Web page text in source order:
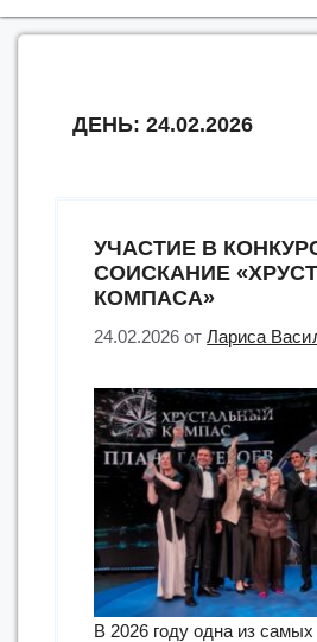
ДЕНЬ: 24.02.2026
УЧАСТИЕ В
СОИСКАНИЕ
КОМПАСА»
24.02.2026 отЛариса
В 2026 году одна из